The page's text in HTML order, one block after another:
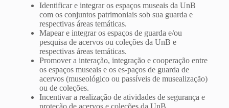
Identificar e integrar os espaços museais da UnB
com os conjuntos patrimoniais sob sua guarda e
respectivas áreas temáticas.
Mapear e integrar os espaços de guarda e/ou
pesquisa de acervos ou coleções da UnB e
respectivas áreas temáticas.
Promover a interação, integração e cooperação entre
os espaços museais e os es-paços de guarda de
acervos (museológico ou passíveis de musealização)
ou de coleções.
Incentivar a realização de atividades de segurança e
proteção de acervos e coleções da UnB.